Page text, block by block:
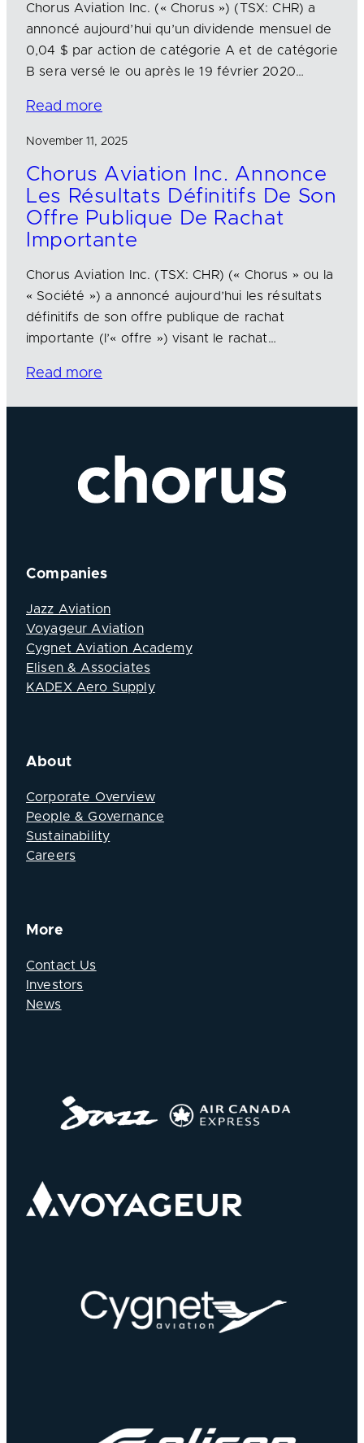
Chorus Aviation Inc. (« Chorus ») (TSX: CHR) a
annoncé aujourd’hui qu’un dividende mensuel de
0,04 $ par action de catégorie A et de catégorie
B sera versé le ou après le 19 février 2020…
Read more
November 11, 2025
Chorus Aviation Inc. Annonce
Les Résultats Définitifs De Son
Offre Publique De Rachat
Importante
Chorus Aviation Inc. (TSX: CHR) (« Chorus » ou la
« Société ») a annoncé aujourd’hui les résultats
définitifs de son offre publique de rachat
importante (l’« offre ») visant le rachat…
Read more
Companies
Jazz Aviation
Voyageur Aviation
Cygnet Aviation Academy
Elisen & Associates
KADEX Aero Supply
About
Corporate Overview
People & Governance
Sustainability
Careers
More
Contact Us
Investors
News